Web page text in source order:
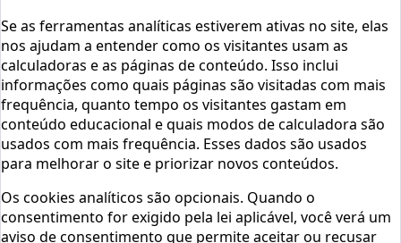
Se as ferramentas analíticas estiverem ativas no site, elas
nos ajudam a entender como os visitantes usam as
calculadoras e as páginas de conteúdo. Isso inclui
informações como quais páginas são visitadas com mais
frequência, quanto tempo os visitantes gastam em
conteúdo educacional e quais modos de calculadora são
usados ​​com mais frequência. Esses dados são usados ​​
para melhorar o site e priorizar novos conteúdos.
Os cookies analíticos são opcionais. Quando o
consentimento for exigido pela lei aplicável, você verá um
aviso de consentimento que permite aceitar ou recusar